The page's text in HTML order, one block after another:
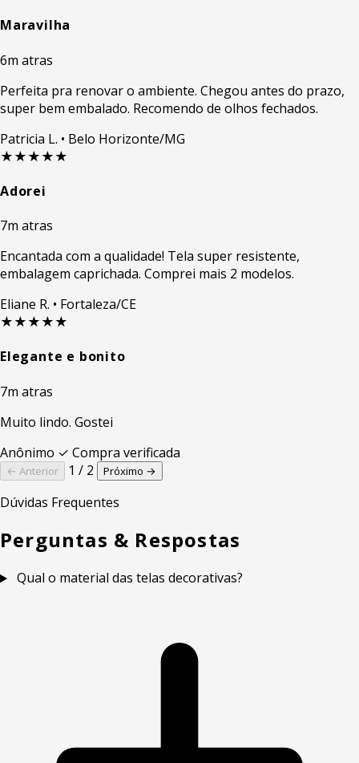
Maravilha
6m atras
Perfeita pra renovar o ambiente. Chegou antes do prazo,
super bem embalado. Recomendo de olhos fechados.
Patricia L. • Belo Horizonte/MG
★★★★★
Adorei
7m atras
Encantada com a qualidade! Tela super resistente,
embalagem caprichada. Comprei mais 2 modelos.
Eliane R. • Fortaleza/CE
★★★★★
Elegante e bonito
7m atras
Muito lindo. Gostei
Anônimo ✓ Compra verificada
← Anterior 1 / 2 Próximo →
Dúvidas Frequentes
Perguntas & Respostas
Qual o material das telas decorativas?